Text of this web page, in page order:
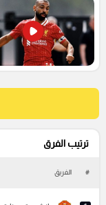
ترتيب الفرق
# الفريق